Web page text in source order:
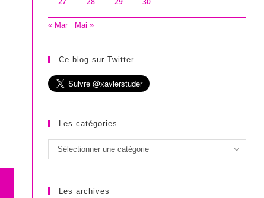
« Mar Mai »
Ce blog sur Twitter
Les catégories
Les
catégories
Sélectionner une catégorie
Les archives